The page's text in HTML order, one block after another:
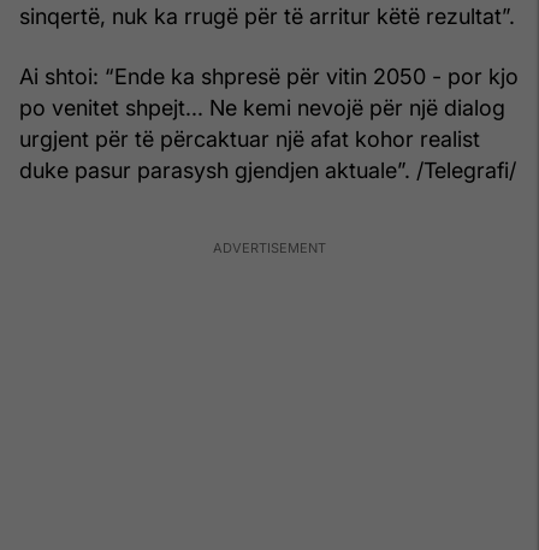
sinqertë, nuk ka rrugë për të arritur këtë rezultat”.
Ai shtoi: “Ende ka shpresë për vitin 2050 - por kjo
po venitet shpejt... Ne kemi nevojë për një dialog
urgjent për të përcaktuar një afat kohor realist
duke pasur parasysh gjendjen aktuale”. /Telegrafi/